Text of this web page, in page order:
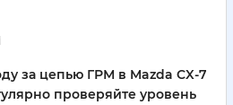
за цепью ГРМ в Mazda CX-7
проверяйте уровень